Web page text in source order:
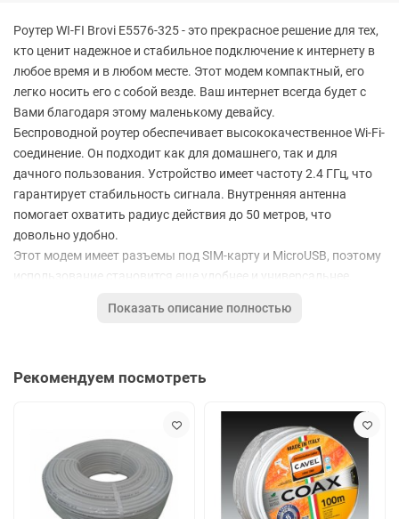
Роутер WI-FI Brovi E5576-325 - это прекрасное решение для тех,
кто ценит надежное и стабильное подключение к интернету в
любое время и в любом месте. Этот модем компактный, его
легко носить его с собой везде. Ваш интернет всегда будет с
Вами благодаря этому маленькому девайсу.
Беспроводной роутер обеспечивает высококачественное Wi-Fi-
соединение. Он подходит как для домашнего, так и для
дачного пользования. Устройство имеет частоту 2.4 ГГц, что
гарантирует стабильность сигнала. Внутренняя антенна
помогает охватить радиус действия до 50 метров, что
довольно удобно.
Этот модем имеет разъемы под SIM-карту и MicroUSB, поэтому
использование становится еще удобнее и универсальнее.
ограничены в выборе оператора связи. Более того, можно
Характерной особенностью является съемная батарея
непрерывной работы без необходимости перезарядки. Это
незаменимо при длительных поездках или на отдыхе вдали от
электрических розеток.
Вы можете его настроить через симкарту различных
операторов без появления дополнительных проблем. Модель
Показать описание полностью
Рекомендуем посмотреть